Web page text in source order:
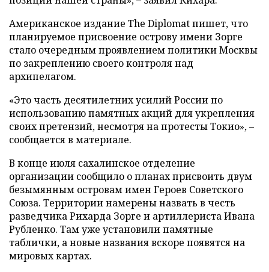
Американское издание The Diplomat пишет, что
планируемое присвоение острову имени Зорге
стало очередным проявлением политики Москвы
по закреплению своего контроля над
архипелагом.
«Это часть десятилетних усилий России по
использованию памятных акций для укрепления
своих претензий, несмотря на протесты Токио», –
сообщается в материале.
В конце июля сахалинское отделение
организации сообщило о планах присвоить двум
безымянным островам имен Героев Советского
Союза. Территории намерены назвать в честь
разведчика Рихарда Зорге и артиллериста Ивана
Рубленко. Там уже установили памятные
таблички, а новые названия вскоре появятся на
мировых картах.